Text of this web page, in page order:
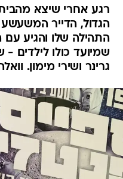
רגע אחרי שיצא
הגדול, הדייר
התהילה שלו והגיע עם
שמיועד כולו לילדים
גרינר ושירי מימון.